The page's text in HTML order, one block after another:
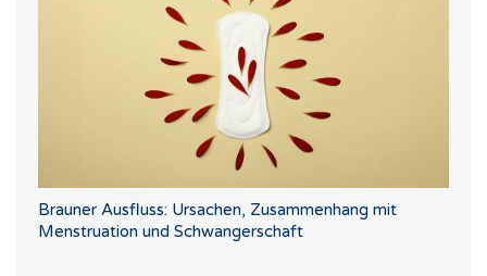
Brauner Ausfluss: Ursachen, Zusammenhang mit
Menstruation und Schwangerschaft